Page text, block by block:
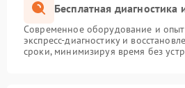
Бесплатная
Современное оборудование и
экспресс-диагностику и
сроки, минимизируя время без